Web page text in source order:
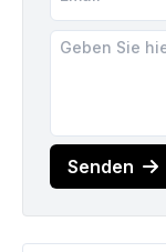
Senden